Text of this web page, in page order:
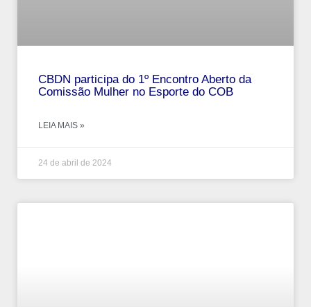
CBDN participa do 1º Encontro Aberto da
Comissão Mulher no Esporte do COB
LEIA MAIS »
24 de abril de 2024